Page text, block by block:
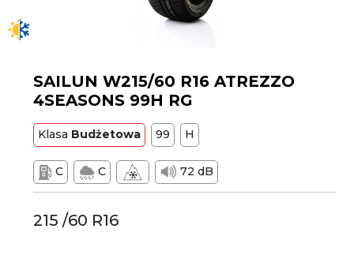
SAILUN W215/60 R16 ATREZZO
4SEASONS 99H RG
Klasa Budżetowa 99 H
C C 72 dB
215 /60 R16